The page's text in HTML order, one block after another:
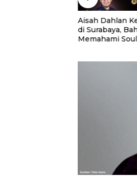
Aisah Dahlan
di Surabaya,
Memahami